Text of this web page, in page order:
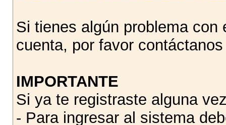
Si tienes algún problema
cuenta, por favor
IMPORTANTE
Si ya te registraste alguna
- Para ingresar al sistema